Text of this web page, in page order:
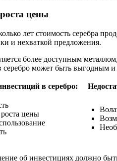
цены
лет стоимость серебра
и нехваткой предложения.
более доступным
серебро может быть выгодным
в серебро:
цены
об инвестициях должно